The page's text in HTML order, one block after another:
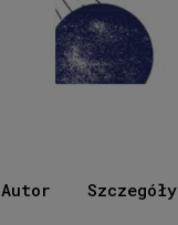
Autor Szczegóły